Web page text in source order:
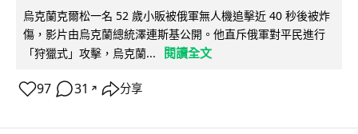
烏克蘭克爾松一名 52 歲小販被俄軍無人機追擊近 40 秒後被炸
傷，影片由烏克蘭總統澤連斯基公開。他直斥俄軍對平民進行
「狩獵式」攻擊，烏克蘭...
閱讀全文
97 31 ↗ 分享